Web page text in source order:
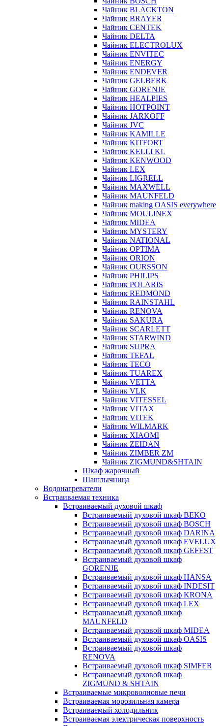
Чайник BLACKTON
Чайник BRAYER
Чайник CENTEK
Чайник DELTA
Чайник ELECTROLUX
Чайник ENVITEC
Чайник ENERGY
Чайник ENDEVER
Чайник GELBERK
Чайник GORENJE
Чайник HEALPIES
Чайник HOTPOINT
Чайник JARKOFF
Чайник JVC
Чайник KAMILLE
Чайник KITFORT
Чайник KELLI KL
Чайник KENWOOD
Чайник LEX
Чайник LIGRELL
Чайник MAXWELL
Чайник MAUNFELD
Чайник making OASIS everywhere
Чайник MOULINEX
Чайник MIDEA
Чайник MYSTERY
Чайник NATIONAL
Чайник OPTIMA
Чайник ORION
Чайник OURSSON
Чайник PHILIPS
Чайник POLARIS
Чайник REDMOND
Чайник RAINSTAHL
Чайник RENOVA
Чайник SAKURA
Чайник SCARLETT
Чайник STARWIND
Чайник SUPRA
Чайник TEFAL
Чайник TECO
Чайник TUAREX
Чайник VETTA
Чайник VLK
Чайник VITESSEL
Чайник VITAX
Чайник VITEK
Чайник WILMARK
Чайник XIAOMI
Чайник ZEIDAN
Чайник ZIMBER ZM
Чайник ZIGMUND&SHTAIN
Шкаф жарочный
Шашлычница
Водонагреватели
Встраиваемая техника
Встраиваемый духовой шкаф
Встраиваемый духовой шкаф BEKO
Встраиваемый духовой шкаф BOSCH
Встраиваемый духовой шкаф DARINA
Встраиваемый духовой шкаф EVELUX
Встраиваемый духовой шкаф GEFEST
Встраиваемый духовой шкаф
GORENJE
Встраиваемый духовой шкаф HANSA
Встраиваемый духовой шкаф INDESIT
Встраиваемый духовой шкаф KRONA
Встраиваемый духовой шкаф LEX
Встраиваемый духовой шкаф
MAUNFELD
Встраиваемый духовой шкаф MIDEA
Встраиваемый духовой шкаф OASIS
Встраиваемый духовой шкаф
RENOVA
Встраиваемый духовой шкаф SIMFER
Встраиваемый духовой шкаф
ZIGMUND & SHTAIN
Встраиваемые микроволновые печи
Встраиваемая морозильная камера
Встраиваемый холодильник
Встраиваемая электрическая поверхность